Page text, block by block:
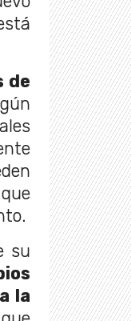
de
su
la